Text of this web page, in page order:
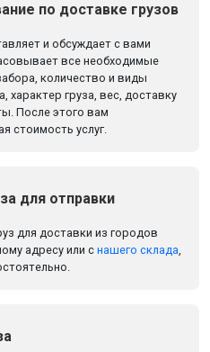
по доставке грузов
и обсуждает с вами
все необходимые
количество и виды
характер груза, вес, доставку
После этого вам
стоимость услуг.
для отправки
для доставки из городов
адресу или с нашего склада